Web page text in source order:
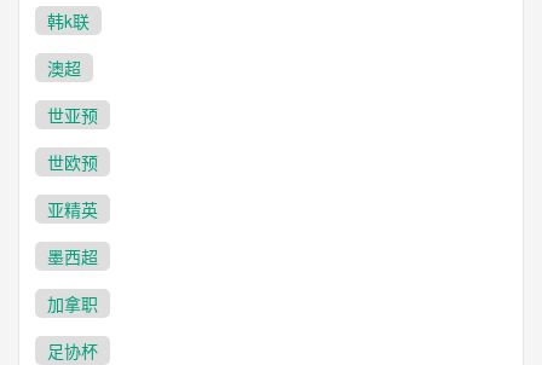
韩k联
澳超
世亚预
世欧预
亚精英
墨西超
加拿职
足协杯